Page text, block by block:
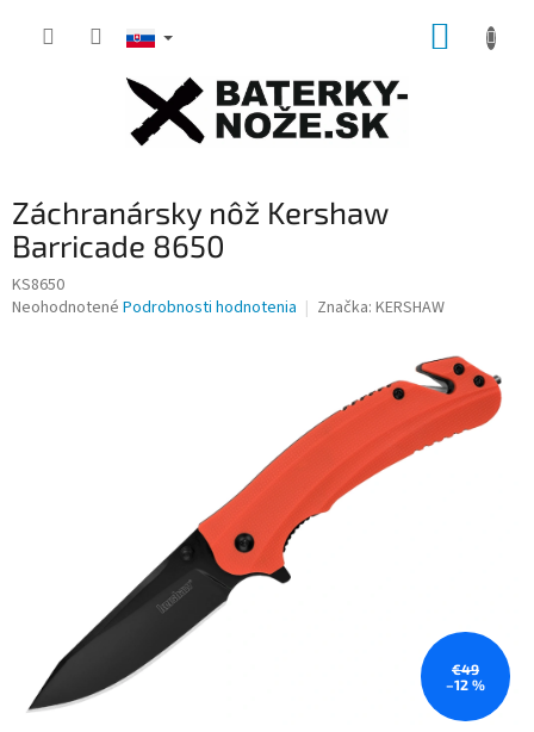
Záchranársky nôž Kershaw
Barricade 8650
KS8650
Priemerné
Neohodnotené Podrobnosti hodnotenia Značka: KERSHAW
€49
–12 %